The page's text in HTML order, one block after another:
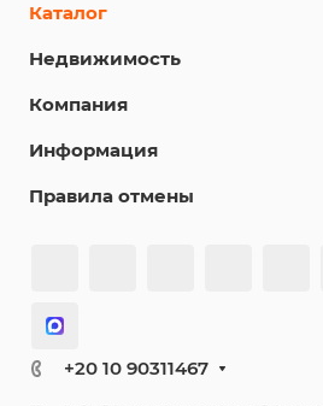
Каталог
Недвижимость
Компания
Информация
Правила отмены
+20 10 90311467